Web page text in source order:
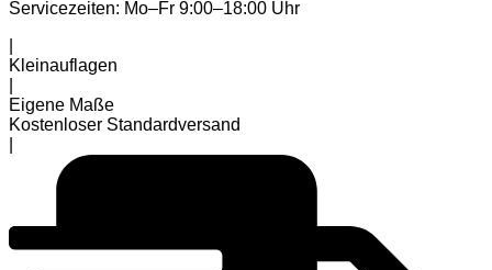
Servicezeiten: Mo–Fr 9:00–18:00 Uhr
Kleinauflagen
Eigene Maße
Kostenloser Standardversand